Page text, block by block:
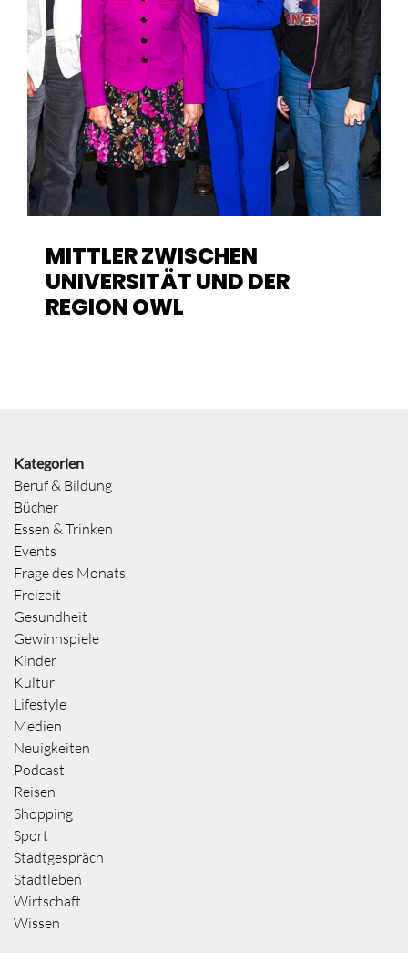
MITTLER ZWISCHEN
UNIVERSITÄT UND DER
REGION OWL
Kategorien
Beruf & Bildung
Bücher
Essen & Trinken
Events
Frage des Monats
Freizeit
Gesundheit
Gewinnspiele
Kinder
Kultur
Lifestyle
Medien
Neuigkeiten
Podcast
Reisen
Shopping
Sport
Stadtgespräch
Stadtleben
Wirtschaft
Wissen